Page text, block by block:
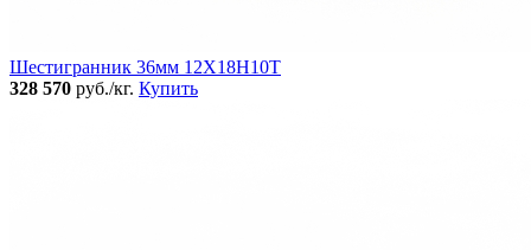
Шестигранник 36мм 12Х18Н10Т
328 570 руб./кг. Купить